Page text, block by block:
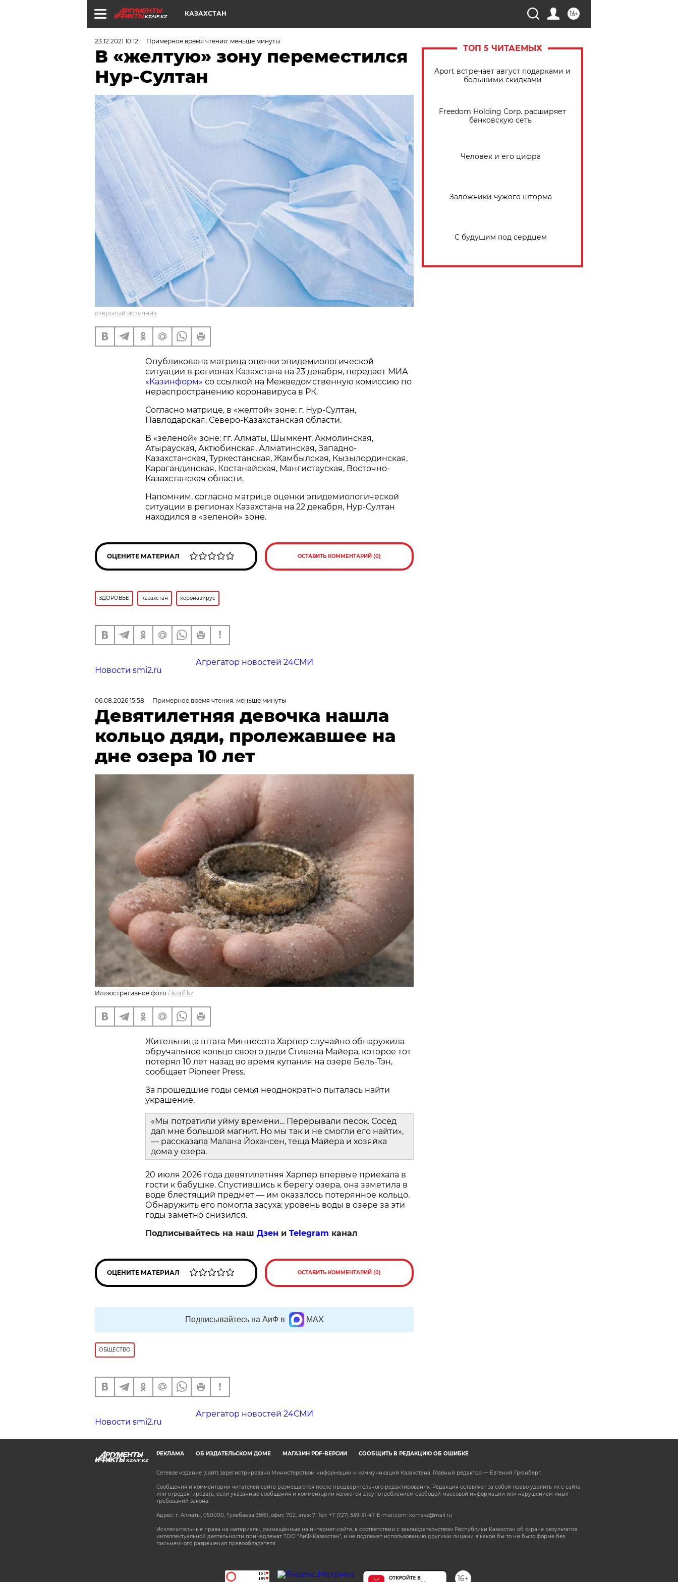
KZAIF.KZ 16+
КАЗАХСТАН
23.12.2021 10:12 Примерное время чтения: меньше минуты
В «желтую» зону переместился
Нур-Султан
открытый источник
Опубликована матрица оценки эпидемиологической̆
ситуации в регионах Казахстана на 23 декабря, передает МИА
«Казинформ» со ссылкой на Межведомственную комиссию по
нераспространению коронавируса в РК.
Согласно матрице, в «желтой» зоне: г. Нур-Султан,
Павлодарская, Северо-Казахстанская области.
В «зеленой» зоне: гг. Алматы, Шымкент, Акмолинская,
Атырауская, Актюбинская, Алматинская, Западно-
Казахстанская, Туркестанская, Жамбылская, Кызылординская,
Карагандинская, Костанайская, Мангистауская, Восточно-
Казахстанская области.
Напомним, согласно матрице оценки эпидемиологической
ситуации в регионах Казахстана на 22 декабря, Нур-Султан
находился в «зеленой» зоне.
ОЦЕНИТЕ МАТЕРИАЛ ОСТАВИТЬ КОММЕНТАРИЙ (0)
ЗДОРОВЬЕ Казахстан коронавирус
Агрегатор новостей 24СМИ
Новости smi2.ru
ТОП 5 ЧИТАЕМЫХ
Aport встречает август подарками и
большими скидками
Freedom Holding Corp. расширяет
банковскую сеть
Человек и его цифра
Заложники чужого шторма
С будущим под сердцем
06.08.2026 15:58 Примерное время чтения: меньше минуты
Девятилетняя девочка нашла
кольцо дяди, пролежавшее на
дне озера 10 лет
Иллюстративное фото / kzaif.kz
Жительница штата Миннесота Харпер случайно обнаружила
обручальное кольцо своего дяди Стивена Майера, которое тот
потерял 10 лет назад во время купания на озере Бель-Тэн,
сообщает Pioneer Press.
За прошедшие годы семья неоднократно пыталась найти
украшение.
«Мы потратили уйму времени… Перерывали песок. Сосед
дал мне большой магнит. Но мы так и не смогли его найти»,
— рассказала Малана Йохансен, теща Майера и хозяйка
дома у озера.
20 июля 2026 года девятилетняя Харпер впервые приехала в
гости к бабушке. Спустившись к берегу озера, она заметила в
воде блестящий предмет — им оказалось потерянное кольцо.
Обнаружить его помогла засуха: уровень воды в озере за эти
годы заметно снизился.
Подписывайтесь на наш Дзен и Telegram канал
ОЦЕНИТЕ МАТЕРИАЛ ОСТАВИТЬ КОММЕНТАРИЙ (0)
Подписывайтесь на АиФ в MAX
ОБЩЕСТВО
Агрегатор новостей 24СМИ
Новости smi2.ru
KZAIF.KZ
РЕКЛАМА ОБ ИЗДАТЕЛЬСКОМ ДОМЕ МАГАЗИН PDF-ВЕРСИЙ СООБЩИТЬ В РЕДАКЦИЮ ОБ ОШИБКЕ
Сетевое издание (сайт) зарегистрировано Министерством информации и коммуникаций Казахстана. Главный редактор — Евгений Грюнберг.
Сообщения и комментарии читателей сайта размещаются после предварительного редактирования. Редакция оставляет за собой право удалить их с сайта
или отредактировать, если указанные сообщения и комментарии являются злоупотреблением свободой массовой информации или нарушением иных
требований закона.
Адрес: г. Алматы, 050000, Тулебаева 38/61, офис 702, этаж 7. Тел: +7 (727) 339-31-47. E-mail.com: komskz@mail.ru
Исключительные права на материалы, размещённые на интернет-сайте, в соответствии с законодательством Республики Казахстан об охране результатов
интеллектуальной деятельности принадлежат ТОО "АиФ-Казахстан", и не подлежат использованию другими лицами в какой бы то ни было форме без
письменного разрешения правообладателя.
16+